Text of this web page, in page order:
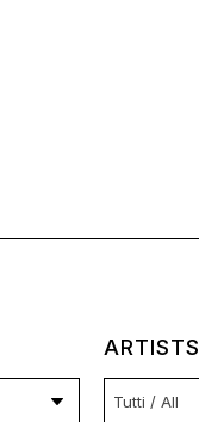
ARTISTS